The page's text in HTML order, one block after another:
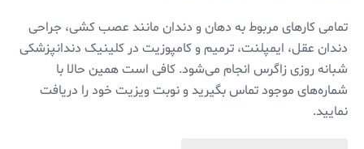
تمامی کار‌های مربوط به دهان و دندان مانند عصب کشی، جراحی
دندان عقل، ایمپلنت، ترمیم و کامپوزیت در کلینیک دندانپزشکی
شبانه روزی زاگرس انجام می‌شود. کافی است همین حالا با
شماره‌های موجود تماس بگیرید و نوبت ویزیت خود را دریافت
نمایید.